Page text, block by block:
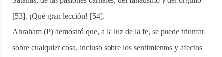
[53]. ¡Qué gran lección! [54].
Abraham (P) demostró que, a la luz de la fe, se puede triunfar
sobre cualquier cosa, incluso sobre los sentimientos y afectos